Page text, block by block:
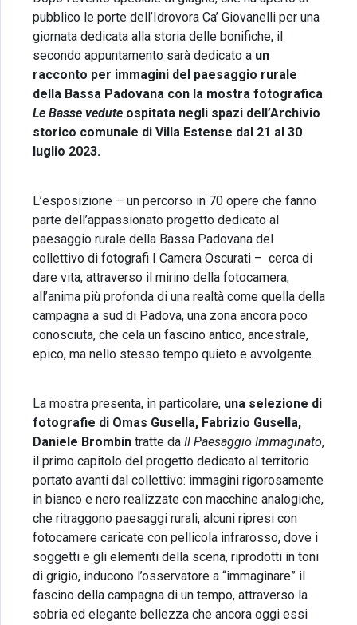
pubblico le porte dell’Idrovora Ca’ Giovanelli per una
giornata dedicata alla storia delle bonifiche, il
secondo appuntamento sarà dedicato a un
racconto per immagini del paesaggio rurale
della Bassa Padovana con la mostra fotografica
Le Basse vedute ospitata negli spazi dell’Archivio
storico comunale di Villa Estense dal 21 al 30
luglio 2023.
L’esposizione – un percorso in 70 opere che fanno
parte dell’appassionato progetto dedicato al
paesaggio rurale della Bassa Padovana del
collettivo di fotografi I Camera Oscurati – cerca di
dare vita, attraverso il mirino della fotocamera,
all’anima più profonda di una realtà come quella della
campagna a sud di Padova, una zona ancora poco
conosciuta, che cela un fascino antico, ancestrale,
epico, ma nello stesso tempo quieto e avvolgente.
La mostra presenta, in particolare, una selezione di
fotografie di Omas Gusella, Fabrizio Gusella,
Daniele Brombin tratte da Il Paesaggio Immaginato,
il primo capitolo del progetto dedicato al territorio
portato avanti dal collettivo: immagini rigorosamente
in bianco e nero realizzate con macchine analogiche,
che ritraggono paesaggi rurali, alcuni ripresi con
fotocamere caricate con pellicola infrarosso, dove i
soggetti e gli elementi della scena, riprodotti in toni
di grigio, inducono l’osservatore a “immaginare” il
fascino della campagna di un tempo, attraverso la
sobria ed elegante bellezza che ancora oggi essi